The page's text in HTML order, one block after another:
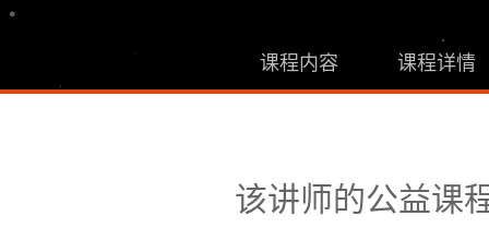
课程内容 课程详情
该讲师的公益课